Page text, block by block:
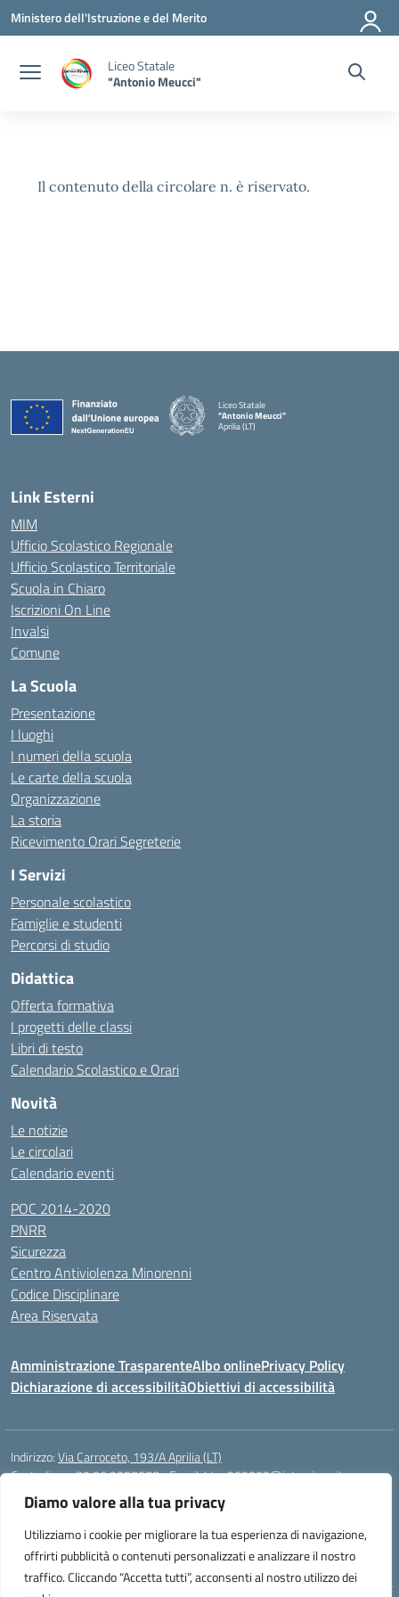
Diamo valore alla tua privacy
Utilizziamo i cookie per migliorare la tua esperienza di navigazione,
offrirti pubblicità o contenuti personalizzati e analizzare il nostro
traffico. Cliccando “Accetta tutti”, acconsenti al nostro utilizzo dei
Vai ai contenuti
Vai al menu di navigazione
Vai al footer
Ministero dell'Istruzione e del Merito
Liceo Statale
"Antonio Meucci"
Il contenuto della circolare n. è riservato.
Liceo Statale
"Antonio Meucci"
Aprilia (LT)
Link Esterni
MIM
Ufficio Scolastico Regionale
Ufficio Scolastico Territoriale
Scuola in Chiaro
Iscrizioni On Line
Invalsi
Comune
La Scuola
Presentazione
I luoghi
I numeri della scuola
Le carte della scuola
Organizzazione
La storia
Ricevimento Orari Segreterie
I Servizi
Personale scolastico
Famiglie e studenti
Percorsi di studio
Didattica
Offerta formativa
I progetti delle classi
Libri di testo
Calendario Scolastico e Orari
Novità
Le notizie
Le circolari
Calendario eventi
POC 2014-2020
PNRR
Sicurezza
Centro Antiviolenza Minorenni
Codice Disciplinare
Area Riservata
Amministrazione TrasparenteAlbo onlinePrivacy Policy
Dichiarazione di accessibilitàObiettivi di accessibilità
Indirizzo:Via Carroceto, 193/A Aprilia (LT)
Centralino:+39 06 9257678 Email:Ltps060002@istruzione.it
Posta elettronica certificata (PEC): Ltps060002@pec.istruzione.it
Codice fiscale: 91001930592
Codice meccanografico: LTPS060002